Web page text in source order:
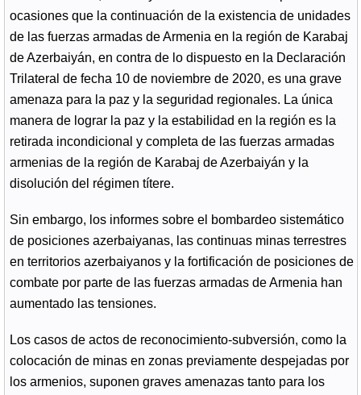
ocasiones que la continuación de la existencia de unidades
de las fuerzas armadas de Armenia en la región de Karabaj
de Azerbaiyán, en contra de lo dispuesto en la Declaración
Trilateral de fecha 10 de noviembre de 2020, es una grave
amenaza para la paz y la seguridad regionales. La única
manera de lograr la paz y la estabilidad en la región es la
retirada incondicional y completa de las fuerzas armadas
armenias de la región de Karabaj de Azerbaiyán y la
disolución del régimen títere.
Sin embargo, los informes sobre el bombardeo sistemático
de posiciones azerbaiyanas, las continuas minas terrestres
en territorios azerbaiyanos y la fortificación de posiciones de
combate por parte de las fuerzas armadas de Armenia han
aumentado las tensiones.
Los casos de actos de reconocimiento-subversión, como la
colocación de minas en zonas previamente despejadas por
los armenios, suponen graves amenazas tanto para los